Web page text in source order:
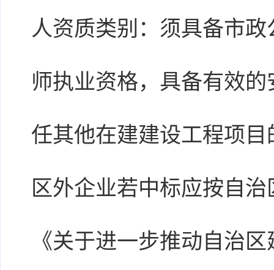
人资质类别：须具备市
师执业资格，具备有效
任其他在建建设工程项
区外企业若中标应按自
《关于进一步推动自治